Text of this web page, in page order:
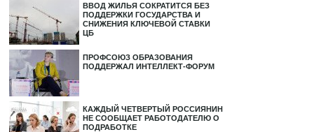
ВВОД ЖИЛЬЯ СОКРАТИТСЯ БЕЗ
ПОДДЕРЖКИ ГОСУДАРСТВА И
СНИЖЕНИЯ КЛЮЧЕВОЙ СТАВКИ
ЦБ
ПРОФСОЮЗ ОБРАЗОВАНИЯ
ПОДДЕРЖАЛ ИНТЕЛЛЕКТ-ФОРУМ
КАЖДЫЙ ЧЕТВЕРТЫЙ РОССИЯНИН
НЕ СООБЩАЕТ РАБОТОДАТЕЛЮ О
ПОДРАБОТКЕ